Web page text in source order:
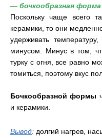
— бочкообразная форма
Поскольку чаще всего
керамики, то они
удерживать
минусом. Минус в том,
турку с огня, все равно
томиться, поэтому вкус
Бочкообразной формы
и керамики.
Вывод: долгий нагрев,